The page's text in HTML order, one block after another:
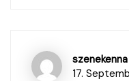
17.